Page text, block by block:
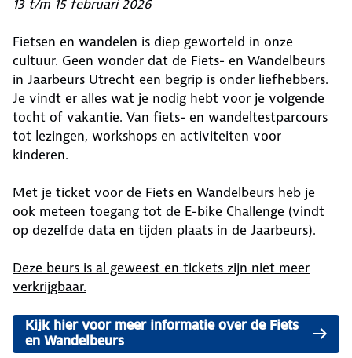
13 t/m 15 februari 2026
Fietsen en wandelen is diep geworteld in onze
cultuur. Geen wonder dat de Fiets- en Wandelbeurs
in Jaarbeurs Utrecht een begrip is onder liefhebbers.
Je vindt er alles wat je nodig hebt voor je volgende
tocht of vakantie. Van fiets- en wandeltestparcours
tot lezingen, workshops en activiteiten voor
kinderen.
Met je ticket voor de Fiets en Wandelbeurs heb je
ook meteen toegang tot de E-bike Challenge (vindt
op dezelfde data en tijden plaats in de Jaarbeurs).
Deze beurs is al geweest en tickets zijn niet meer
verkrijgbaar.
Kijk hier voor meer informatie over de Fiets
en Wandelbeurs